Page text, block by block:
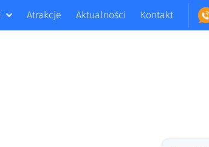
Atrakcje Aktualności Kontakt